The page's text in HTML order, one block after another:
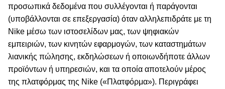
προσωπικά δεδομένα που συλλέγονται ή παράγονται
(υποβάλλονται σε επεξεργασία) όταν αλληλεπιδράτε με τη
Nike μέσω των ιστοσελίδων μας, των ψηφιακών
εμπειριών, των κινητών εφαρμογών, των καταστημάτων
λιανικής πώλησης, εκδηλώσεων ή οποιωνδήποτε άλλων
προϊόντων ή υπηρεσιών, και τα οποία αποτελούν μέρος
της πλατφόρμας της Nike («Πλατφόρμα»). Περιγράφει